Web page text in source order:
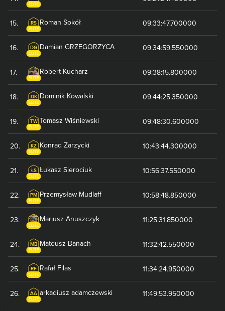
ELITE
15. RS
ELITE
Roman Sokół 09:33:47.700000
16. DG
ELITE
Damian GRZEGORZYCA 09:34:59.550000
17.
ELITE
Robert Kucharz 09:38:15.800000
18. DK
ELITE
Dominik Kowalski 09:44:25.350000
19. TW
ELITE
Tomasz Wiśniewski 09:48:30.600000
20. KZ
ELITE
Konrad Zarzycki 10:43:44.300000
21. ŁS
ELITE
Łukasz Sierociuk 10:56:37.550000
22. PM
ELITE
Przemysław Mudlaff 10:58:48.850000
23.
ELITE
Mariusz Anuszczyk 11:25:31.850000
24. MB
ELITE
Mateusz Banach 11:32:42.550000
25. RF
ELITE
Rafał Filas 11:34:24.950000
26. AA
ELITE
arkadiusz adamczewski 11:49:53.950000